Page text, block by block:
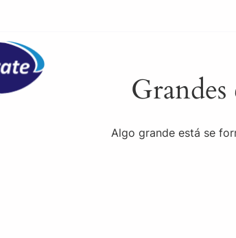
Algo grande está se